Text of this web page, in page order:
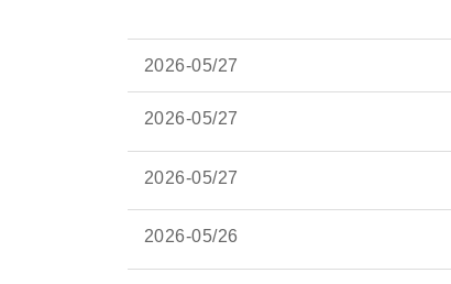
2026-05/27
2026-05/27
2026-05/27
2026-05/26